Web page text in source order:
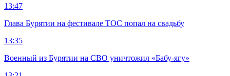
13:47
Глава Бурятии на фестивале ТОС попал на свадьбу
13:35
Военный из Бурятии на СВО уничтожил «Бабу-ягу»